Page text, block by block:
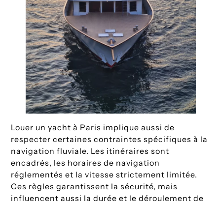
Louer un yacht à Paris implique aussi de
respecter certaines contraintes spécifiques à la
navigation fluviale. Les itinéraires sont
encadrés, les horaires de navigation
réglementés et la vitesse strictement limitée.
Ces règles garantissent la sécurité, mais
influencent aussi la durée et le déroulement de